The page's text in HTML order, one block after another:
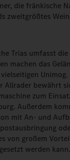
die fränkische
zweitgrößtes
Trias umfasst die
machen das
Allrader bewährt
zum
Außerdem
mit An- und
von großem
werden kann.